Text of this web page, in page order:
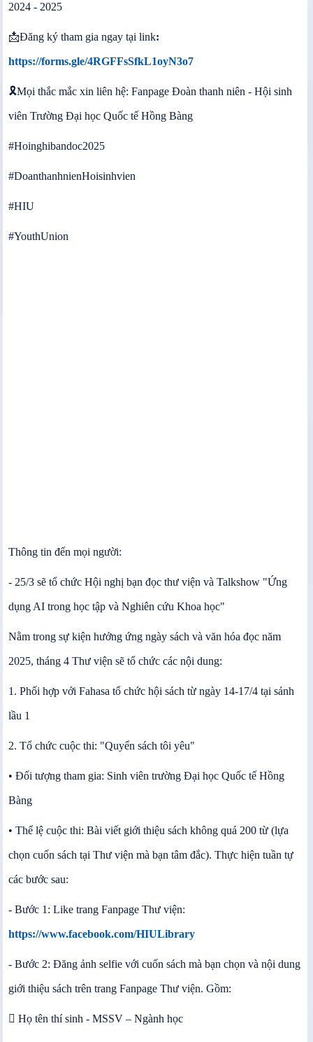
2024 - 2025
📩Đăng ký tham gia ngay tại link:
https://forms.gle/4RGFFsSfkL1oyN3o7
🎗Mọi thắc mắc xin liên hệ: Fanpage Đoàn thanh niên - Hội sinh
viên Trường Đại học Quốc tế Hồng Bàng
#Hoinghibandoc2025
#DoanthanhnienHoisinhvien
#HIU
#YouthUnion
Thông tin đến mọi người:
- 25/3 sẽ tổ chức Hội nghị bạn đọc thư viện và Talkshow "Ứng
dụng AI trong học tập và Nghiên cứu Khoa học"
Nằm trong sự kiện hưởng ứng ngày sách và văn hóa đọc năm
2025, tháng 4 Thư viện sẽ tổ chức các nội dung:
1. Phối hợp với Fahasa tổ chức hội sách từ ngày 14-17/4 tại sảnh
lầu 1
2. Tổ chức cuộc thi: "Quyển sách tôi yêu"
• Đối tượng tham gia: Sinh viên trường Đại học Quốc tế Hồng
Bàng
• Thể lệ cuộc thi: Bài viết giới thiệu sách không quá 200 từ (lựa
chọn cuốn sách tại Thư viện mà bạn tâm đắc). Thực hiện tuần tự
các bước sau:
- Bước 1: Like trang Fanpage Thư viện:
https://www.facebook.com/HIULibrary
- Bước 2: Đăng ảnh selfie với cuốn sách mà bạn chọn và nội dung
giới thiệu sách trên trang Fanpage Thư viện. Gồm:
 Họ tên thí sinh - MSSV – Ngành học